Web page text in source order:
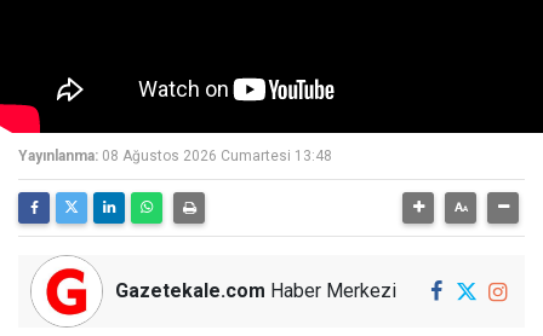
Yayınlanma: 08 Ağustos 2026 Cumartesi 13:48
Gazetekale.com Haber Merkezi